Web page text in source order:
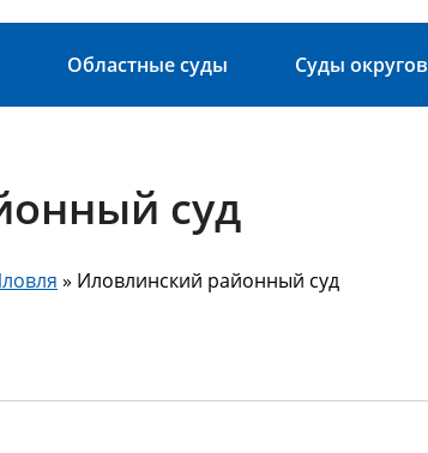
Областные суды Суды округов
суд
» Иловлинский районный суд